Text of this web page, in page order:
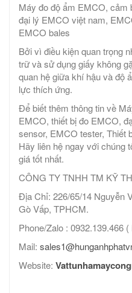
Máy đo độ ẩm EMCO, cảm
đại lý EMCO việt nam,
EMCO bales
Bởi vì điều kiện quan trọng
trữ và sử dụng giấy không
quan hệ giữa khí hậu và độ
lực thích ứng.
Để biết thêm thông tin về
EMCO, thiết bị đo EMCO,
sensor, EMCO tester,
Hãy liên hệ ngay với chúng
giá tốt nhất.
CÔNG TY TNHH TM KỸ
Địa Chỉ: 226/65/14 Nguyễn
Gò Vấp, TPHCM.
Phone/Zalo : 0932.139.466 (
Mail:
Website: